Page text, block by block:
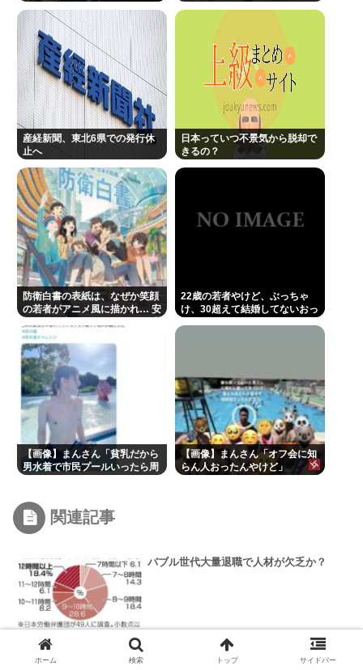
ょ
産経新聞、東北6県での発行休
止へ
日本っていつ不景気から脱却で
きるの？
防衛白書の表紙は、なぜか笑顔
の若者がアニメ風に描かれ… 安
に戸惑いの声
22歳の若者やけど、ぶっちゃ
け、30超えて結婚してないおっ
【画像】まんさん「貧乳だから
男水着で市民プールいったら周
【画像】まんさん「オフ会に知
らん人おったんやけど」
関連記事
バブル世代大量退職で人材が欠乏か？
ウクライナ本土決戦へ『18歳から60歳ま
ホーム 検索 トップ サイドバー